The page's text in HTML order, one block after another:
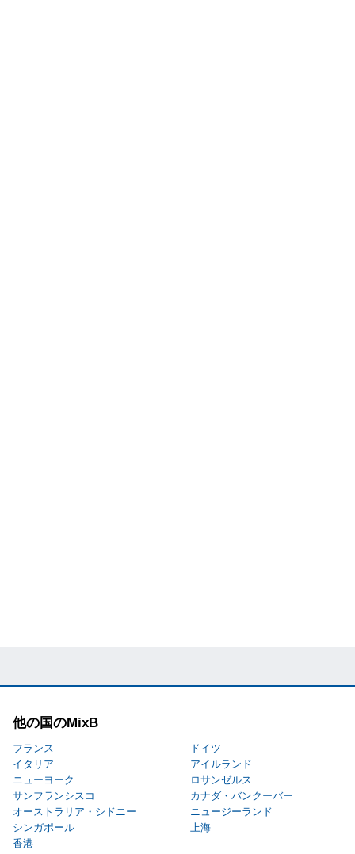
他の国のMixB
フランス
ドイツ
イタリア
アイルランド
ニューヨーク
ロサンゼルス
サンフランシスコ
カナダ・バンクーバー
オーストラリア・シドニー
ニュージーランド
シンガポール
上海
香港